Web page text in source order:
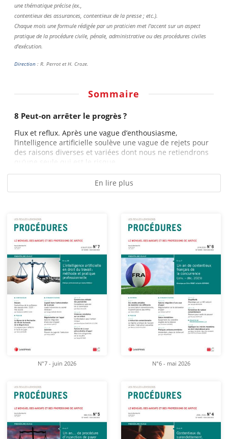
une thématique précise (ex.,
contentieux des assurances, contentieux de la presse ; etc.).
Chaque mois une formule rédigée par un praticien met l’accent sur un aspect
pratique de la procédure civile, pénale, administrative ou des procédures civiles
d’exécution.
Direction : R. Perrot et H. Croze.
Sommaire
8 Peut-on arrêter le progrès ?
Flux et reflux. Après une vague d’enthousiasme,
l’intelligence artificielle soulève une vague de rejets pour
des raisons diverses et variées dont nous ne retiendrons
qu’une seule qui est le risque...
En lire plus
N°7 - juin 2026 N°6 - mai 2026